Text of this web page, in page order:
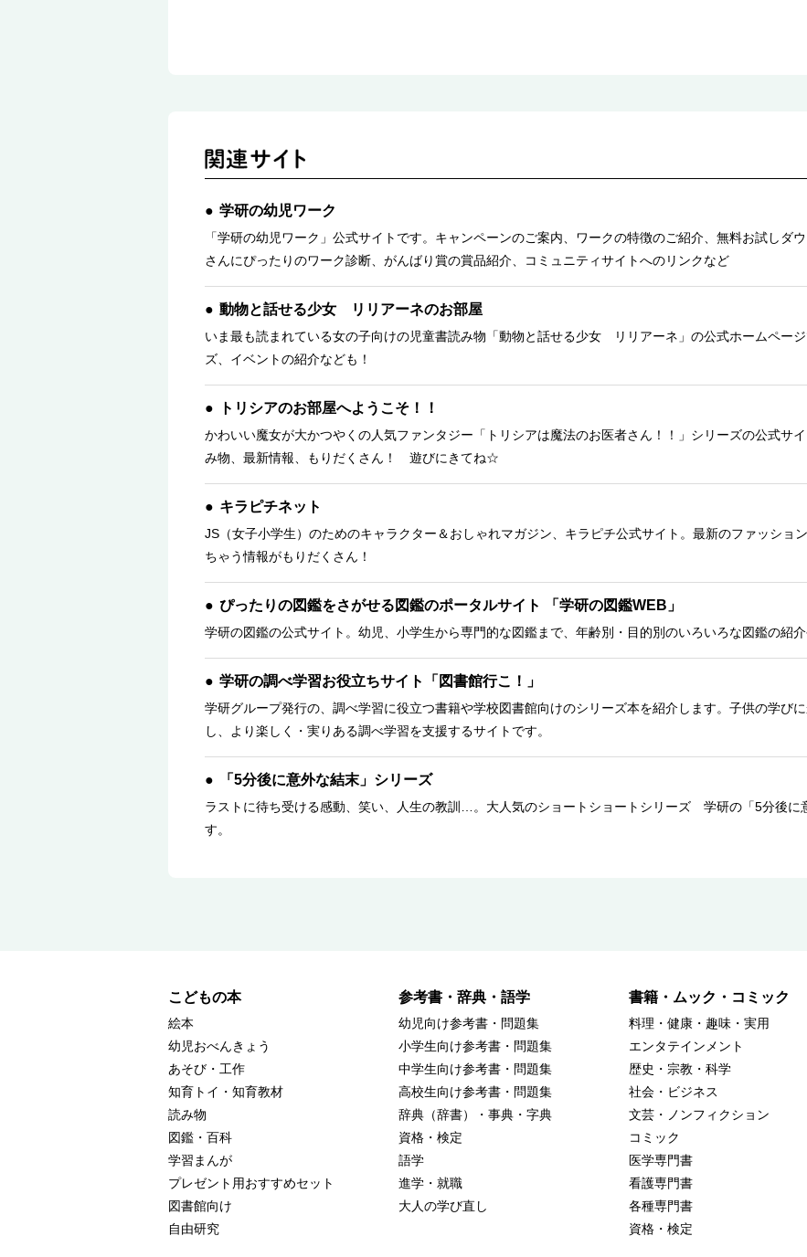
学研の幼児ワーク
「学研の幼児ワーク」公式サイトです。キャンペーンのご案内、ワークの特徴のご紹介、無料お試しダ
さんにぴったりのワーク診断、がんばり賞の賞品紹介、コミュニティサイトへのリンクなど
動物と話せる少女 リリアーネのお部屋
いま最も読まれている女の子向けの児童書読み物「動物と話せる少女 リリアーネ」の公式ホームペー
ズ、イベントの紹介なども！
トリシアのお部屋へようこそ！！
かわいい魔女が大かつやくの人気ファンタジー「トリシアは魔法のお医者さん！！」シリーズの公式サ
み物、最新情報、もりだくさん！ 遊びにきてね☆
キラピチネット
JS（女子小学生）のためのキャラクター＆おしゃれマガジン、キラピチ公式サイト。最新のファッショ
ちゃう情報がもりだくさん！
ぴったりの図鑑をさがせる図鑑のポータルサイト 「学研の図鑑WEB」
学研の図鑑の公式サイト。幼児、小学生から専門的な図鑑まで、年齢別・目的別のいろいろな図鑑の紹
学研の調べ学習お役立ちサイト「図書館行こ！」
学研グループ発行の、調べ学習に役立つ書籍や学校図書館向けのシリーズ本を紹介します。子供の学び
し、より楽しく・実りある調べ学習を支援するサイトです。
「5分後に意外な結末」シリーズ
ラストに待ち受ける感動、笑い、人生の教訓…。大人気のショートショートシリーズ 学研の「5分後に
す。
こどもの本
絵本
幼児おべんきょう
あそび・工作
知育トイ・知育教材
読み物
図鑑・百科
学習まんが
プレゼント用おすすめセット
図書館向け
自由研究
参考書・辞典・語学
幼児向け参考書・問題集
小学生向け参考書・問題集
中学生向け参考書・問題集
高校生向け参考書・問題集
辞典（辞書）・事典・字典
資格・検定
語学
進学・就職
大人の学び直し
書籍・ムック・コミック
料理・健康・趣味・実用
エンタテインメント
歴史・宗教・科学
社会・ビジネス
文芸・ノンフィクション
コミック
医学専門書
看護専門書
各種専門書
資格・検定